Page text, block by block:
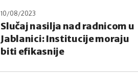
10/08/2023
Slučaj nasilja nad radnicom u
Jablanici: Institucije moraju
biti efikasnije